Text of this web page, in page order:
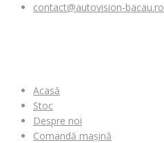
contact@autovision-bacau.ro
Acasă
Stoc
Despre noi
Comandă mașină